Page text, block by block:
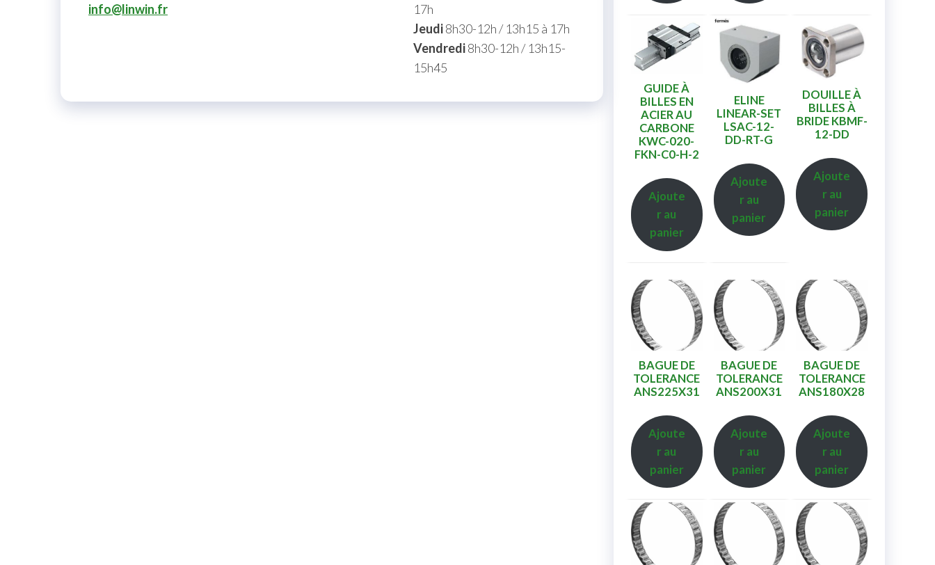
info@linwin.fr
17h
Jeudi8h30-12h / 13h15 à 17h
Vendredi8h30-12h / 13h15-
15h45
GUIDE À
BILLES EN
ACIER AU
CARBONE
KWC-020-
FKN-C0-H-2
Ajoute
r au
panier
ELINE
LINEAR-SET
LSAC-12-
DD-RT-G
Ajoute
r au
panier
DOUILLE À
BILLES À
BRIDE KBMF-
12-DD
Ajoute
r au
panier
BAGUE DE
TOLERANCE
ANS225X31
Ajoute
r au
panier
BAGUE DE
TOLERANCE
ANS200X31
Ajoute
r au
panier
BAGUE DE
TOLERANCE
ANS180X28
Ajoute
r au
panier